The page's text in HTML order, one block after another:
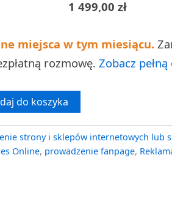
1 499,00 zł
miejsca w tym miesiącu.
rozmowę. Zobacz
do koszyka
strony i sklepów internetowych lub
Online, prowadzenie fanpage,